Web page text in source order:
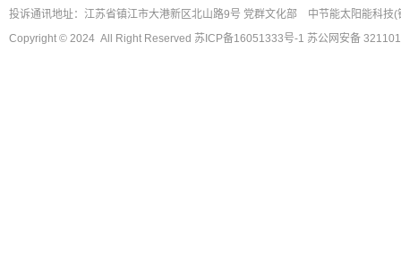
投诉通讯地址：江苏省镇江市大港新区北山路9号 党群文化部
中节能太阳能科技
Copyright © 2024 All Right Reserved 苏ICP备16051333号-1 苏公网安备